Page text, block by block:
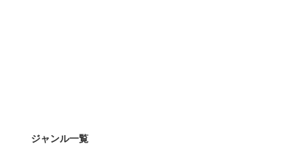
ジャンル一覧